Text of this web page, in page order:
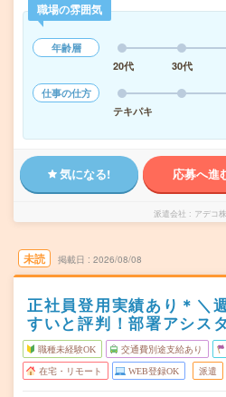
職場の雰囲気
年齢層
20代
30代
仕事の仕方
テキパキ
気になる! 応募へ進
派遣会社 アデコ
未読 掲載日 2026/08/08
正社員登用実績あり＊＼
すいと評判！部署アシス
職種未経験OK 交通費別途支給あり
在宅・リモート WEB登録OK 派遣